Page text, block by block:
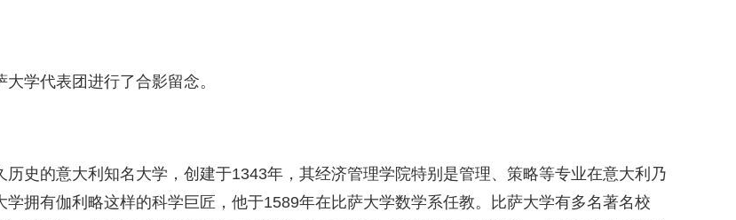
学代表团进行了合影留念。
历史的意大利知名大学，创建于1343年，其经济管理学院特别是管理、策略等专业在意大利乃
拥有伽利略这样的科学巨匠，他于1589年在比萨大学数学系任教。比萨大学有多名著名校